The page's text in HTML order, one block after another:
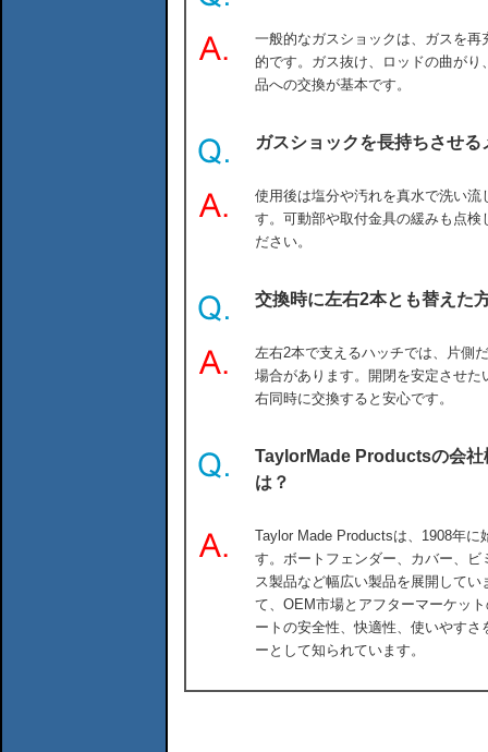
一般的なガスショックは、ガスを
的です。ガス抜け、ロッドの曲が
品への交換が基本です。
ガスショックを長持ちさせ
使用後は塩分や汚れを真水で洗い
す。可動部や取付金具の緩みも点
ださい。
交換時に左右2本とも替えた
左右2本で支えるハッチでは、片側
場合があります。開閉を安定させ
右同時に交換すると安心です。
TaylorMade Productsの会社
は？
Taylor Made Productsは、1908年
す。ボートフェンダー、カバー、
ス製品など幅広い製品を展開して
て、OEM市場とアフターマーケッ
ートの安全性、快適性、使いやす
ーとして知られています。